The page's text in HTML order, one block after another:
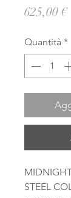
625,00 €
Quantità *
STEEL